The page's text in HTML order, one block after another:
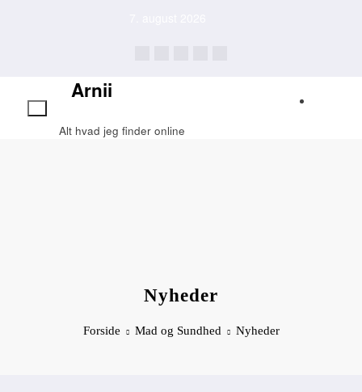
Arnii
Alt hvad jeg finder online
Nyheder
Forside Mad og Sundhed Nyheder